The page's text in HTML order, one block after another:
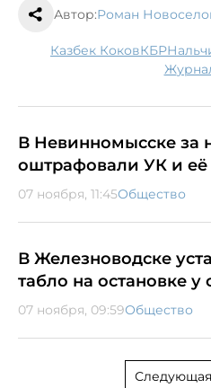
Автор:Роман
Казбек Коков КБР
В Невинномысске за
оштрафовали УК и её
07 ноября, 11:45Общество
В Железноводске
табло на остановке у
07 ноября, 09:59Общество